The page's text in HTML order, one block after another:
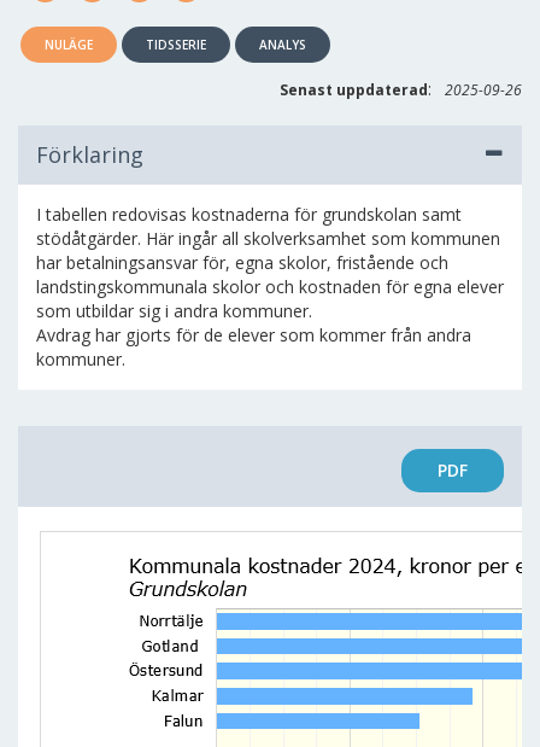
NULÄGE TIDSSERIE ANALYS
Senast uppdaterad: 2025-09-26
Förklaring
I tabellen redovisas kostnaderna för grundskolan samt
stödåtgärder. Här ingår all skolverksamhet som kommunen
har betalningsansvar för, egna skolor, fristående och
landstingskommunala skolor och kostnaden för egna elever
som utbildar sig i andra kommuner.
Avdrag har gjorts för de elever som kommer från andra
kommuner.
PDF